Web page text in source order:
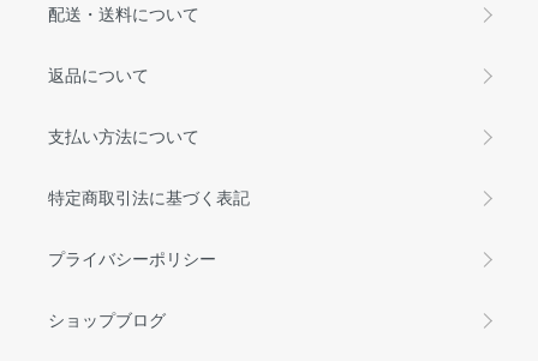
配送・送料について
返品について
支払い方法について
特定商取引法に基づく表記
プライバシーポリシー
ショップブログ